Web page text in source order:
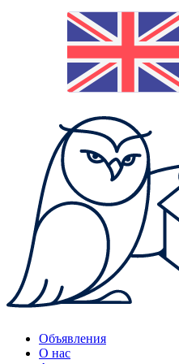
Объявления
О нас